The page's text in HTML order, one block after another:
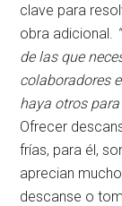
clave para
obra adicional.
de las que
colaboradores
haya otros
Ofrecer
frías, para él,
aprecian
descanse o